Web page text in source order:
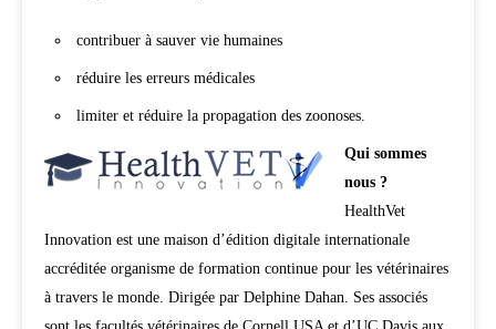
contribuer à sauver vie humaines
réduire les erreurs médicales
limiter et réduire la propagation des zoonoses.
Qui sommes
nous ?
HealthVet
Innovation est une maison d’édition digitale internationale
accréditée organisme de formation continue pour les vétérinaires
à travers le monde. Dirigée par Delphine Dahan. Ses associés